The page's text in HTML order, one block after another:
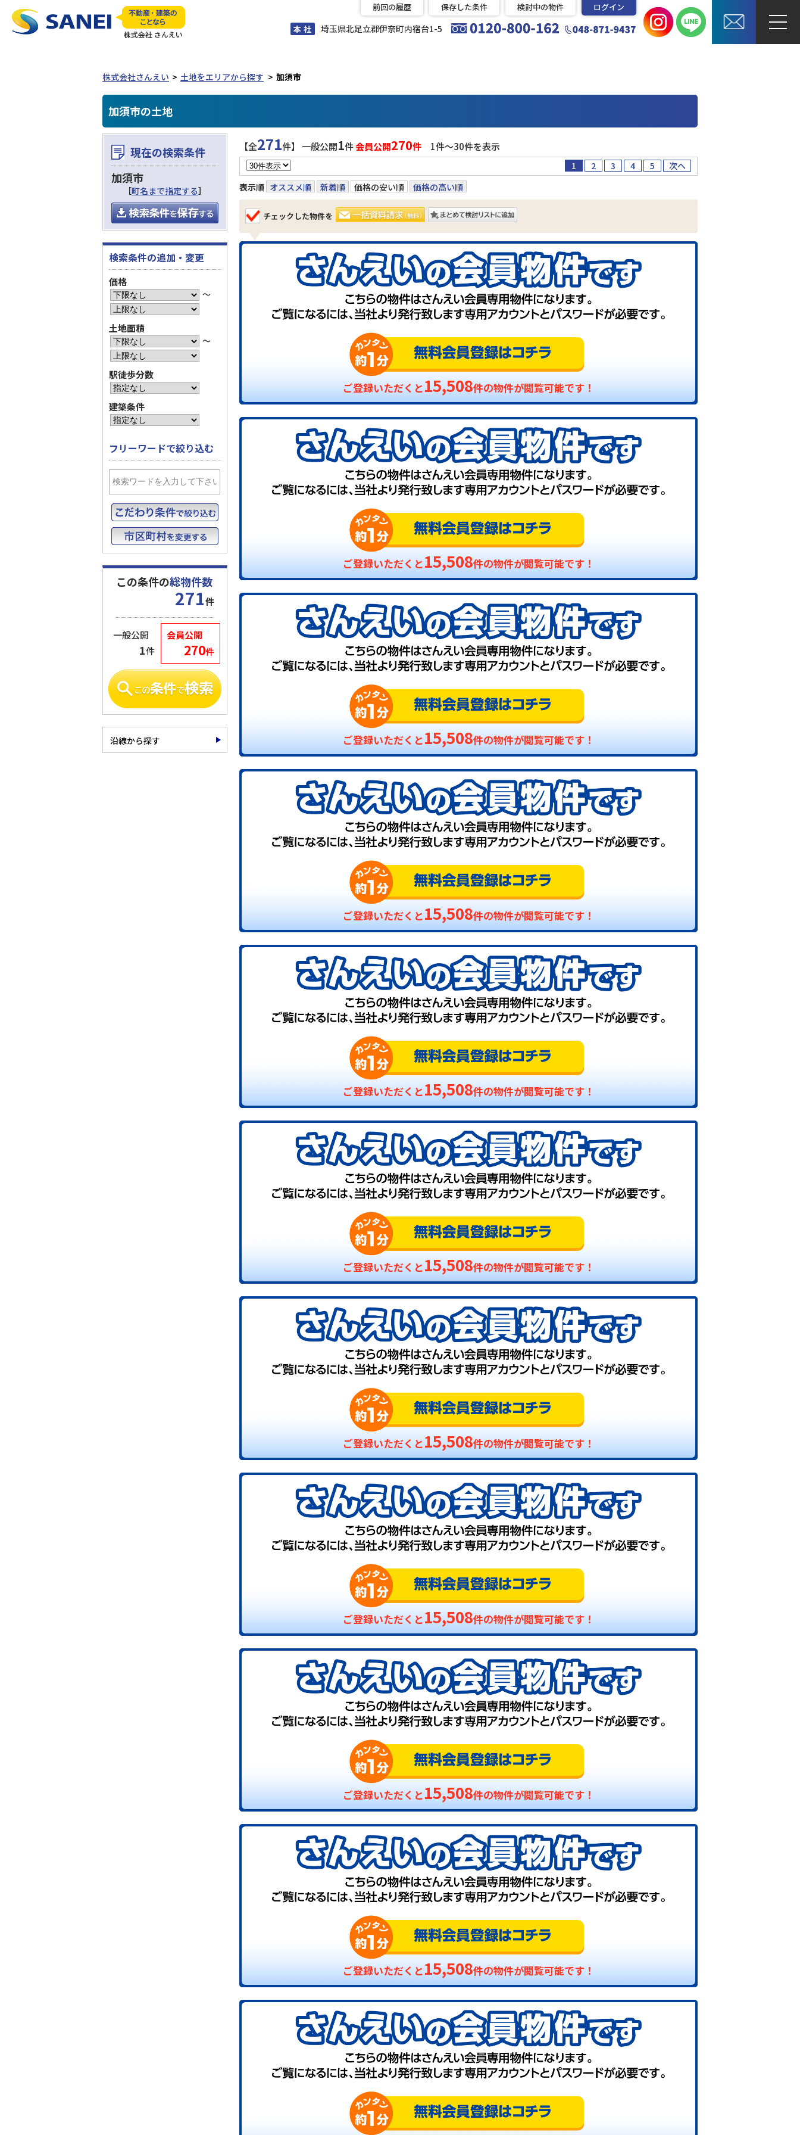
本 社 埼玉県北足立郡伊奈町内宿台1-5
前回の履歴 保存した条件 検討中の物件 ログイン
株式会社さんえい 土地をエリアから探す 加須市
加須市の土地
【全271件】 一般公開1件会員公開270件 1件〜30件を表示
1 2 3 4 5
次へ
表示順 オススメ順 新着順 価格の安い順 価格の高い順
チェックした物件を
ご登録いただくと15,508件の物件が閲覧可能です！
ご登録いただくと15,508件の物件が閲覧可能です！
ご登録いただくと15,508件の物件が閲覧可能です！
ご登録いただくと15,508件の物件が閲覧可能です！
ご登録いただくと15,508件の物件が閲覧可能です！
ご登録いただくと15,508件の物件が閲覧可能です！
ご登録いただくと15,508件の物件が閲覧可能です！
ご登録いただくと15,508件の物件が閲覧可能です！
ご登録いただくと15,508件の物件が閲覧可能です！
ご登録いただくと15,508件の物件が閲覧可能です！
現在の検索条件
加須市
［町名まで指定する］
検索条件の追加・変更
価格
〜
土地面積
〜
駅徒歩分数
建築条件
フリーワードで絞り込む
この条件の総物件数
271件
会員公開
270件
一般公開
1件
沿線から探す